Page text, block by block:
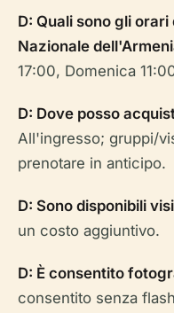
D: Quali sono gli
Nazionale
17:00, Domenica
D: Dove posso
All'ingresso; gruppi/
prenotare in anticipo.
D: Sono disponibili
un costo aggiuntivo.
D: È consentito
consentito senza